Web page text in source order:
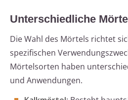
Unterschiedliche
Die Wahl des Mörtels richtet
spezifischen
Mörtelsorten haben
und Anwendungen.